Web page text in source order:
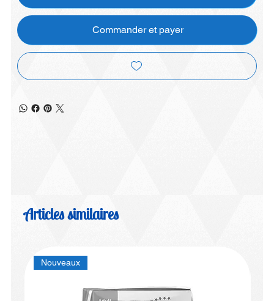
Commander et payer
Articles similaires
Nouveaux